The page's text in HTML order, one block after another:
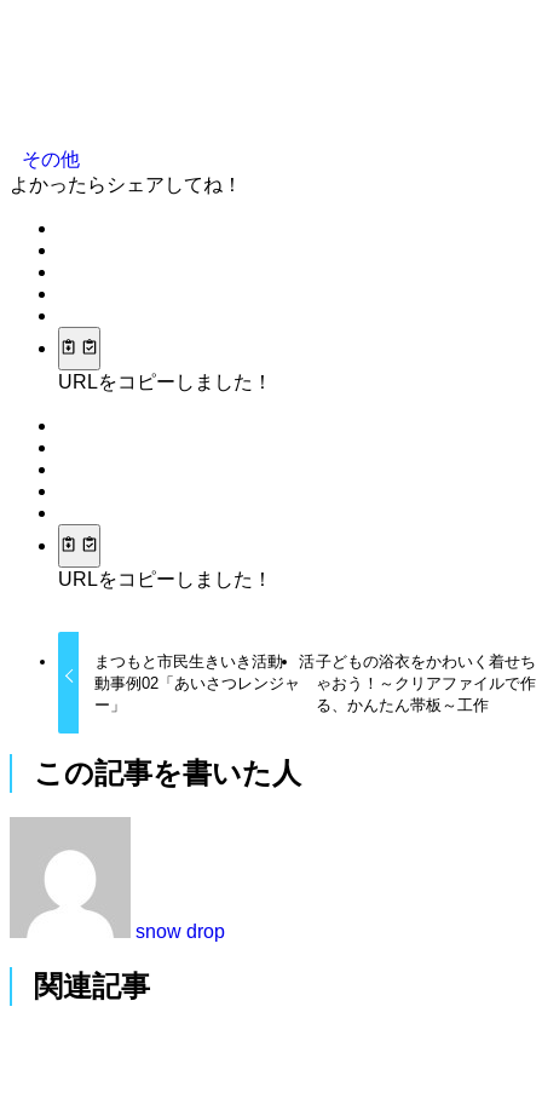
その他
よかったらシェアしてね！
URLをコピーしました！
URLをコピーしました！
まつもと市民生きいき活動 活
動事例02「あいさつレンジャ
ー」
子どもの浴衣をかわいく着せち
ゃおう！～クリアファイルで作
る、かんたん帯板～工作
この記事を書いた人
snow drop
関連記事